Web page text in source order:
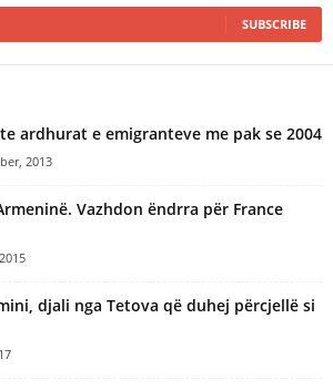
SUBSCRIBE
ardhurat e emigranteve me pak se 2004
2013
Vazhdon ëndrra për France
djali nga Tetova që duhej përcjellë si